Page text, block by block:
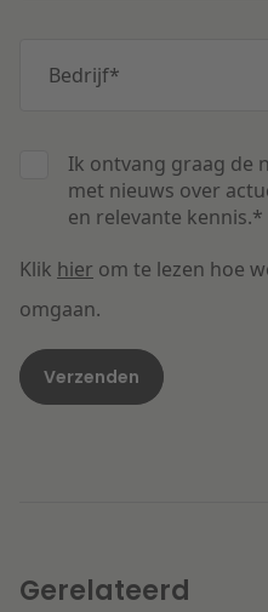
Bedrijf*
Ik ontvang graag de
met nieuws over
en relevante kennis.*
Klik hier om te lezen hoe
omgaan.
Gerelateerd